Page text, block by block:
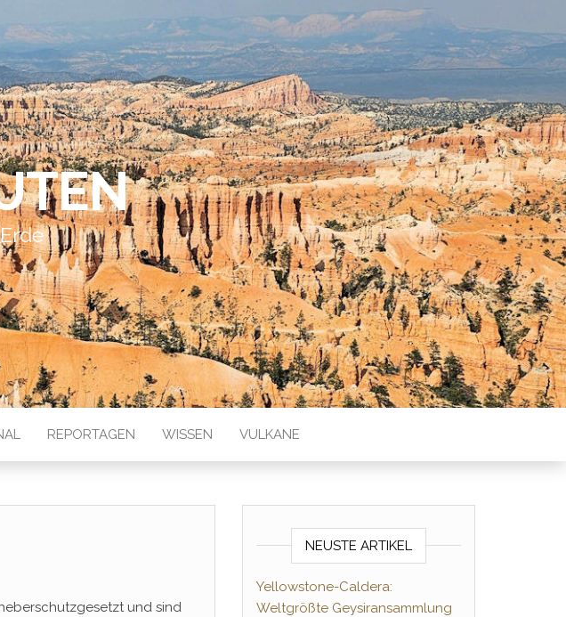
REPORTAGEN WISSEN VULKANE
und sind
NEUSTE ARTIKEL
Yellowstone-Caldera:
Weltgrößte Geysiransammlung